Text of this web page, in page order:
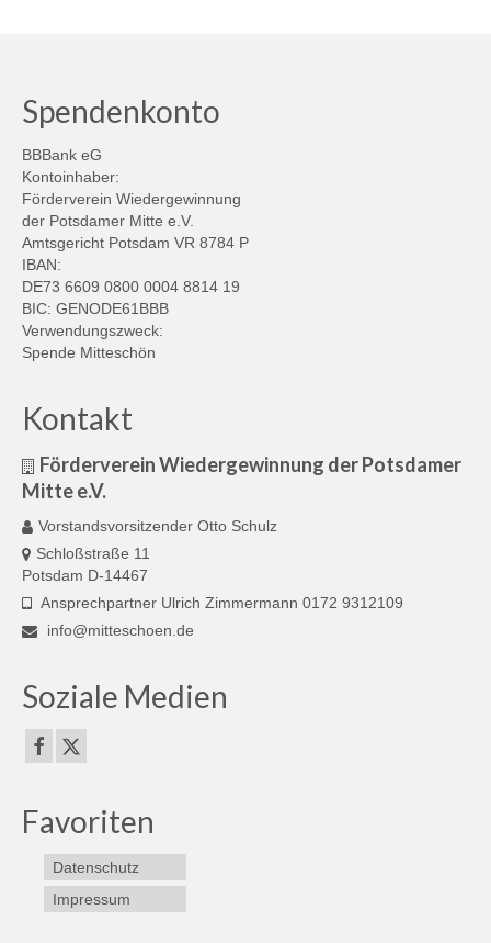
Spendenkonto
BBBank eG
Kontoinhaber:
Förderverein Wiedergewinnung
der Potsdamer Mitte e.V.
Amtsgericht Potsdam VR 8784 P
IBAN:
DE73 6609 0800 0004 8814 19
BIC: GENODE61BBB
Verwendungszweck:
Spende Mitteschön
Kontakt
Förderverein Wiedergewinnung der Potsdamer
Mitte e.V.
Vorstandsvorsitzender Otto Schulz
Schloßstraße 11
Potsdam D-14467
Ansprechpartner Ulrich Zimmermann 0172 9312109
info@mitteschoen.de
Soziale Medien
Favoriten
Datenschutz
Impressum